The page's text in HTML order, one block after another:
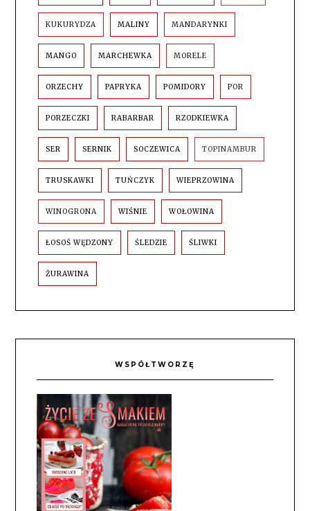
KUKURYDZA MALINY MANDARYNKI
MANGO MARCHEWKA MORELE
ORZECHY PAPRYKA POMIDORY POR
PORZECZKI RABARBAR RZODKIEWKA
SER SERNIK SOCZEWICA TOPINAMBUR
TRUSKAWKI TUŃCZYK WIEPRZOWINA
WINOGRONA WIŚNIE WOŁOWINA
ŁOSOŚ WĘDZONY ŚLEDZIE ŚLIWKI
ŻURAWINA
WSPÓŁTWORZĘ